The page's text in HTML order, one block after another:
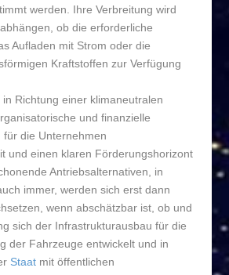
werden. Ihre Verbreitung wird
ob die erforderliche
Aufladen mit Strom oder die
Kraftstoffen zur Verfügung
Richtung einer klimaneutralen
und finanzielle
für die Unternehmen
und einen klaren Förderungshorizont
Antriebsalternativen, in
immer, werden sich erst dann
wenn abschätzbar ist, ob und
sich der Infrastrukturausbau für die
der Fahrzeuge entwickelt und in
Staatmit öffentlichen